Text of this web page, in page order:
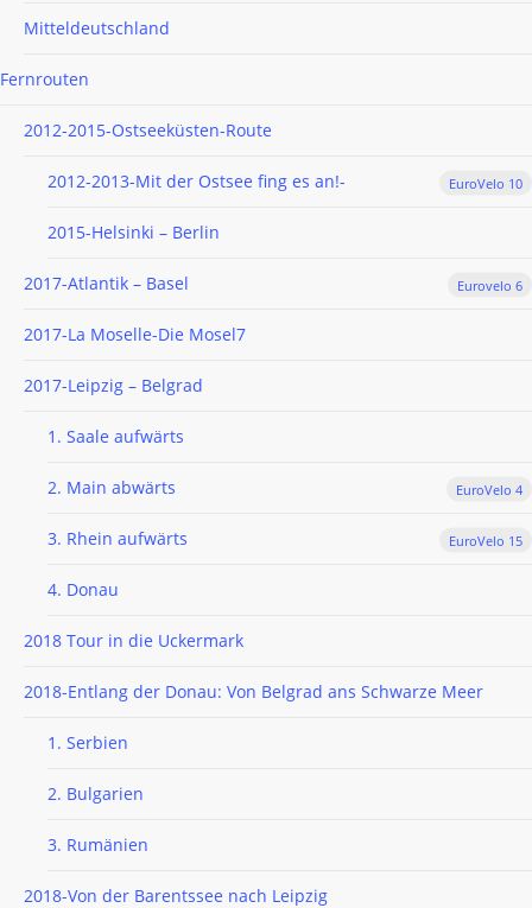
Mitteldeutschland
Fernrouten
2012-2015-Ostseeküsten-Route
EuroVelo 10
2012-2013-Mit der Ostsee fing es an!-
2015-Helsinki – Berlin
2017-Atlantik – Basel Eurovelo 6
2017-La Moselle-Die Mosel7
2017-Leipzig – Belgrad
1. Saale aufwärts
2. Main abwärts EuroVelo 4
3. Rhein aufwärts EuroVelo 15
4. Donau
2018 Tour in die Uckermark
2018-Entlang der Donau: Von Belgrad ans Schwarze Meer
1. Serbien
2. Bulgarien
3. Rumänien
2018-Von der Barentssee nach Leipzig